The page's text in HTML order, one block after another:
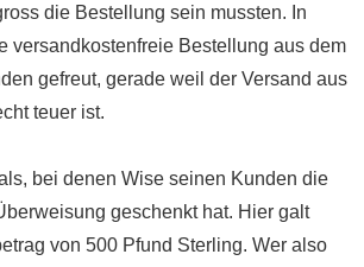
die Bestellung sein mussten. In
versandkostenfreie Bestellung aus dem
gefreut, gerade weil der Versand aus
teuer ist.
bei denen Wise seinen Kunden die
geschenkt hat. Hier galt
von 500 Pfund Sterling. Wer also